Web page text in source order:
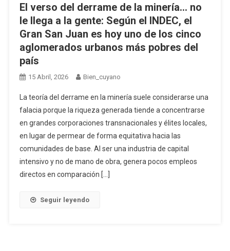
El verso del derrame de la minería… no
le llega a la gente: Según el INDEC, el
Gran San Juan es hoy uno de los cinco
aglomerados urbanos más pobres del
país
15 Abril, 2026 Bien_cuyano
La teoría del derrame en la minería suele considerarse una
falacia porque la riqueza generada tiende a concentrarse
en grandes corporaciones transnacionales y élites locales,
en lugar de permear de forma equitativa hacia las
comunidades de base. Al ser una industria de capital
intensivo y no de mano de obra, genera pocos empleos
directos en comparación […]
Seguir leyendo